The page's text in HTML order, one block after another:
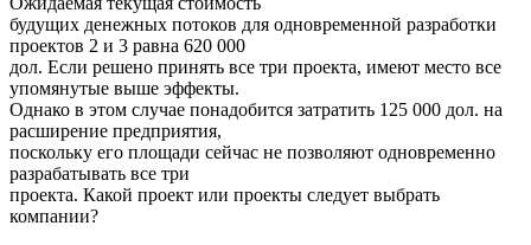
будущих денежных потоков для одновременной разработки
проектов 2 и 3 равна 620 000
дол. Если решено принять все три проекта, имеют место все
упомянутые выше эффекты.
Однако в этом случае понадобится затратить 125 000 дол. на
расширение предприятия,
поскольку его площади сейчас не позволяют одновременно
разрабатывать все три
проекта. Какой проект или проекты следует выбрать
компании?